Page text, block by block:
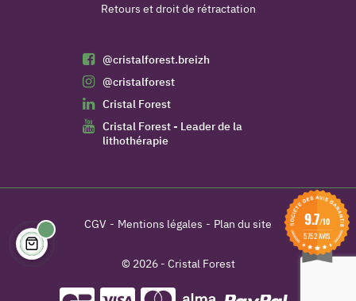
Retours et droit de rétractation
@cristalforest.breizh
@cristalforest
Cristal Forest
Cristal Forest - Leader de la
lithothérapie
CGV Mentions légales Plan du site
© 2026 - Cristal Forest
9.7/10
5752 AVIS